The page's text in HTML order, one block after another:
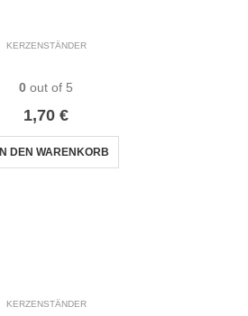
KERZENSTÄNDER
0 out of 5
1,70 €
IN DEN WARENKORB
KERZENSTÄNDER